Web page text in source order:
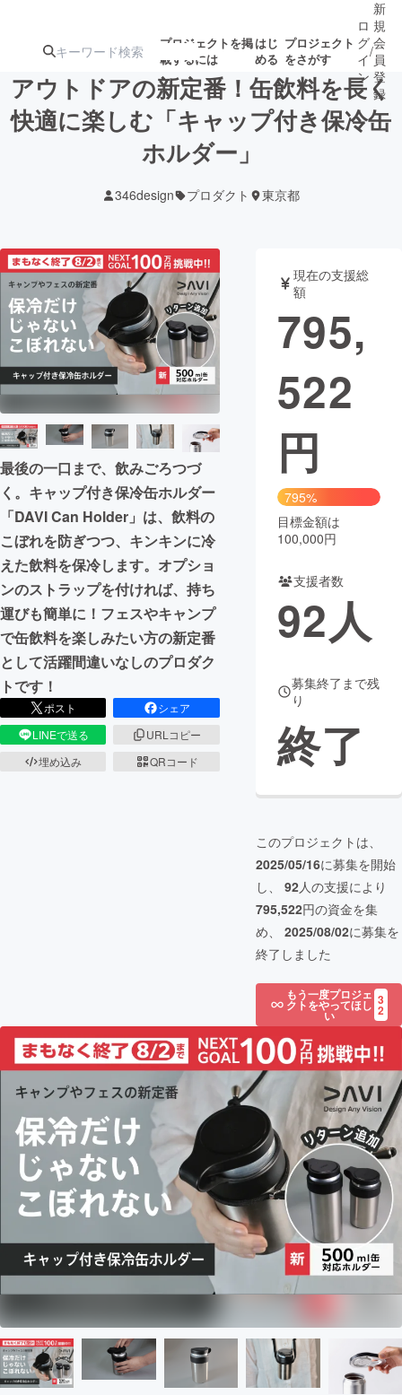
プロジェクトを掲
載するには
はじ
める
プロジェクト
をさがす
注目の新着プロ募集終了が近いプ
テクノロジー・ガジェット
映像・映画 書籍・雑誌
ビジネス・起業 チャレンジ
まちづくり・地域活性化
CAMPFIRE for Social Good
CAMPFIRE Creation
CAMPFIREふるさと納税machi-ya コミュニティ
ロ
グ
イ
ン
/
新
規
会
員
登
録
アウトドアの新定番！缶飲料を長く
快適に楽しむ「キャップ付き保冷缶
ホルダー」
346design プロダクト 東京都
最後の一口まで、飲みごろつづ
く。キャップ付き保冷缶ホルダー
「DAVI Can Holder」は、飲料の
こぼれを防ぎつつ、キンキンに冷
えた飲料を保冷します。オプショ
ンのストラップを付ければ、持ち
運びも簡単に！フェスやキャンプ
で缶飲料を楽しみたい方の新定番
として活躍間違いなしのプロダク
トです！
ポスト
シェア
LINEで送る
URLコピー
埋め込み
QRコード
現在の支援総
額
795,
522
円
795%
目標金額は
100,000円
支援者数
92人
募集終了まで残
り
終了
このプロジェクトは、
2025/05/16に募集を開始
し、 92人の支援により
795,522円の資金を集
め、 2025/08/02に募集を
終了しました
もう一度プロジェ
クトをやってほし
い
3
2